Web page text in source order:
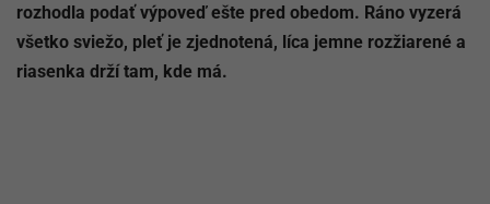
rozhodla podať výpoveď ešte pred obedom. Ráno vyzerá
všetko sviežo, pleť je zjednotená, líca jemne rozžiarené a
riasenka drží tam, kde má.